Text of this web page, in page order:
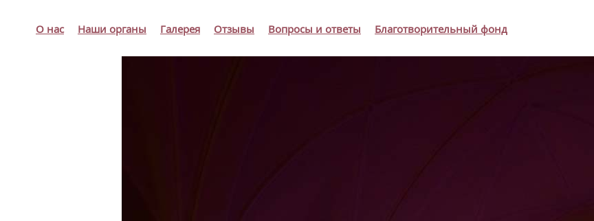
О нас Наши органы Галерея Отзывы Вопросы и ответы Благотворительный фонд